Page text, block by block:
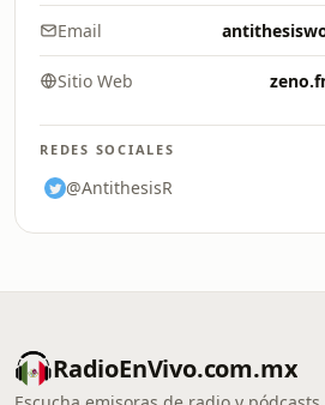
Email
Sitio Web
REDES SOCIALES
@AntithesisR
RadioEnVivo.com.mx